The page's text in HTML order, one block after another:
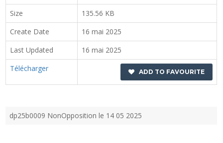
Size
135.56 KB
Create Date
16 mai 2025
Last Updated
16 mai 2025
Télécharger
ADD TO FAVOURITE
dp25b0009 NonOpposition le 14 05 2025